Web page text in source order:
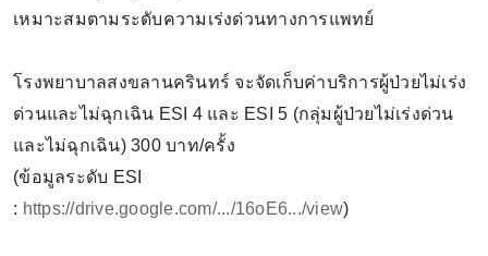
เหมาะสมตามระดับความเร่งด่วนทางการแพทย์
โรงพยาบาลสงขลานครินทร์ จะจัดเก็บค่าบริการผู้ป่วยไม่เร่ง
ด่วนและไม่ฉุกเฉิน ESI 4 และ ESI 5 (กลุ่มผู้ป่วยไม่เร่งด่วน
และไม่ฉุกเฉิน) 300 บาท/ครั้ง
(ข้อมูลระดับ ESI
: https://drive.google.com/.../16oE6.../view)